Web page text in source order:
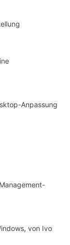
Anpassung
von Ivo